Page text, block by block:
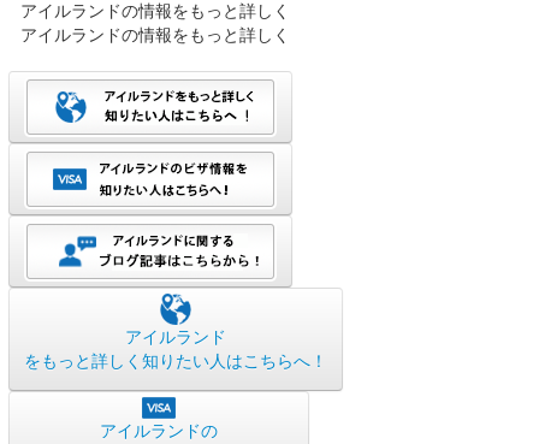
アイルランドの情報をもっと詳しく
アイルランドの情報をもっと詳しく
アイルランド
をもっと詳しく知りたい人はこちらへ！
アイルランドの